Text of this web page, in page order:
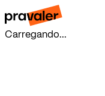
Carregando...